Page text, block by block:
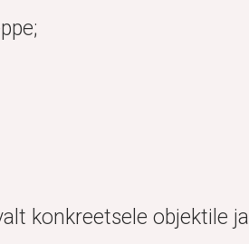
konkreetsele objektile ja